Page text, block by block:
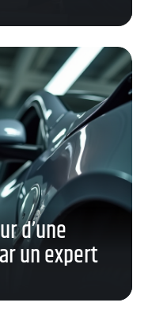
d’une
un expert